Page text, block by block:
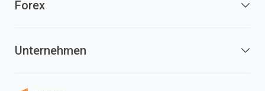
Forex
Unternehmen